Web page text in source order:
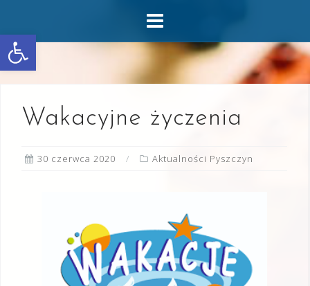
Otwórz pasek narzędzi
content
Wakacyjne życzenia
30 czerwca 2020 Aktualności Pyszczyn